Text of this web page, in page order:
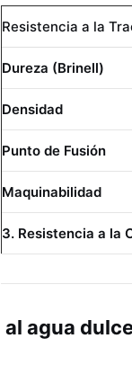
Resistencia a la
Dureza (Brinell)
Densidad
Punto de Fusión
Maquinabilidad
3. Resistencia a la
al agua